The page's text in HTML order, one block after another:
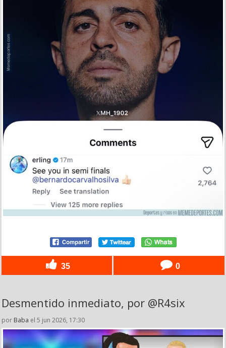
35 0
Desmentido inmediato, por @R4six
por Baba el 5 jun 2026, 17:30